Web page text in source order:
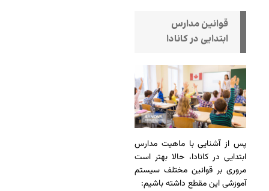
قوانین مدارس
ابتدایی در کانادا
پس از آشنایی با ماهیت مدارس
ابتدایی در کانادا، حالا بهتر است
مروری بر قوانین مختلف سیستم
آموزشی این مقطع داشته باشیم: